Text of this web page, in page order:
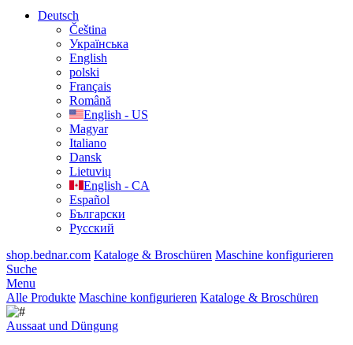
Deutsch
Čeština
Українська
English
polski
Français
Română
English - US
Magyar
Italiano
Dansk
Lietuvių
English - CA
Español
Български
Русский
shop.bednar.com Kataloge & Broschüren Maschine konfigurieren
Suche
Menu
Alle Produkte Maschine konfigurieren Kataloge & Broschüren
Aussaat und Düngung